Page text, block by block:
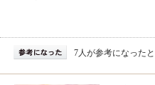
7人が参考になった